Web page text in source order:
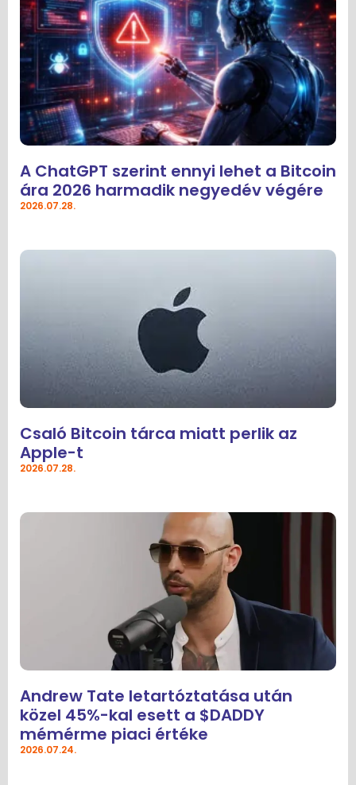
A ChatGPT szerint ennyi lehet a Bitcoin
ára 2026 harmadik negyedév végére
2026.07.28.
Csaló Bitcoin tárca miatt perlik az
Apple-t
2026.07.28.
Andrew Tate letartóztatása után
közel 45%-kal esett a $DADDY
mémérme piaci értéke
2026.07.24.